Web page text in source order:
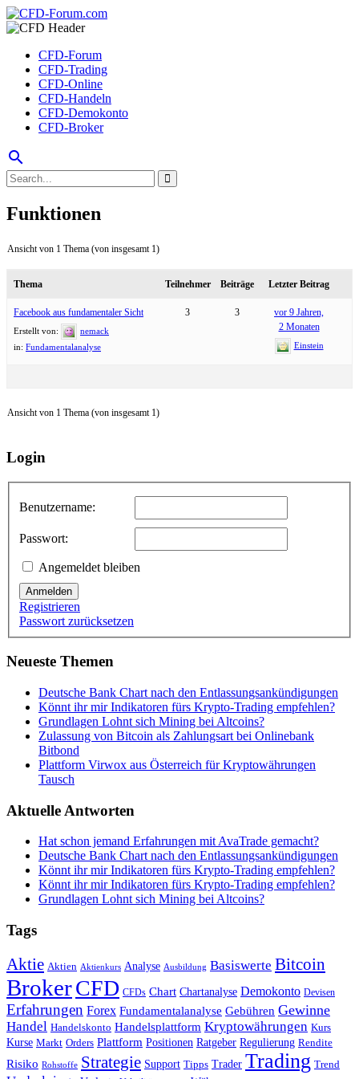
CFD-Forum
CFD-Trading
CFD-Online
CFD-Handeln
CFD-Demokonto
CFD-Broker
search
Funktionen
Ansicht von 1 Thema (von insgesamt 1)
Thema Teilnehmer Beiträge Letzter Beitrag
Facebook aus fundamentaler Sicht
Erstellt von:
nemack
in: Fundamentalanalyse
3 3
vor 9 Jahren,
2 Monaten
Einstein
Ansicht von 1 Thema (von insgesamt 1)
Login
Benutzername:
Passwort:
Angemeldet bleiben
Anmelden
Registrieren
Passwort zurücksetzen
Neueste Themen
Deutsche Bank Chart nach den Entlassungsankündigungen
Könnt ihr mir Indikatoren fürs Krypto-Trading empfehlen?
Grundlagen Lohnt sich Mining bei Altcoins?
Zulassung von Bitcoin als Zahlungsart bei Onlinebank
Bitbond
Plattform Virwox aus Österreich für Kryptowährungen
Tausch
Aktuelle Antworten
Hat schon jemand Erfahrungen mit AvaTrade gemacht?
Deutsche Bank Chart nach den Entlassungsankündigungen
Könnt ihr mir Indikatoren fürs Krypto-Trading empfehlen?
Könnt ihr mir Indikatoren fürs Krypto-Trading empfehlen?
Grundlagen Lohnt sich Mining bei Altcoins?
Tags
Aktie Aktien Aktienkurs Analyse Ausbildung Basiswerte Bitcoin
BrokerCFD CFDs Chart Chartanalyse Demokonto Devisen
Erfahrungen Forex Fundamentalanalyse Gebühren Gewinne
Handel Handelskonto Handelsplattform Kryptowährungen Kurs
Kurse Markt Orders Plattform Positionen Ratgeber Regulierung Rendite
Risiko Rohstoffe Strategie Support Tipps Trader Trading Trend